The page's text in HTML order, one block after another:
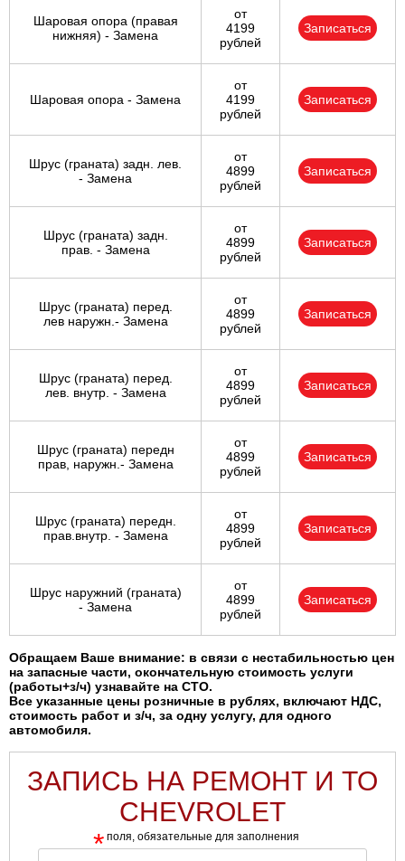
Шаровая опора (правая
нижняя) - Замена
от
4199
рублей
Записаться
Шаровая опора - Замена
от
4199
рублей
Записаться
Шрус (граната) задн. лев.
- Замена
от
4899
рублей
Записаться
Шрус (граната) задн.
прав. - Замена
от
4899
рублей
Записаться
Шрус (граната) перед.
лев наружн.- Замена
от
4899
рублей
Записаться
Шрус (граната) перед.
лев. внутр. - Замена
от
4899
рублей
Записаться
Шрус (граната) передн
прав, наружн.- Замена
от
4899
рублей
Записаться
Шрус (граната) передн.
прав.внутр. - Замена
от
4899
рублей
Записаться
Шрус наружний (граната)
- Замена
от
4899
рублей
Записаться
Обращаем Ваше внимание: в связи с нестабильностью цен
на запасные части, окончательную стоимость услуги
(работы+з/ч) узнавайте на СТО.
Все указанные цены розничные в рублях, включают НДС,
стоимость работ и з/ч, за одну услугу, для одного
автомобиля.
ЗАПИСЬ НА РЕМОНТ И ТО
CHEVROLET
* поля, обязательные для заполнения